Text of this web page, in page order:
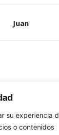
su experiencia
o contenidos
Juan